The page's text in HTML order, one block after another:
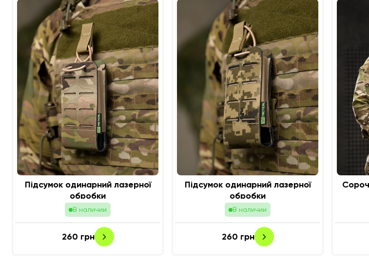
Підсумок одинарний лазерної
обробки
В наличии
260 грн
Підсумок одинарний лазерної
обробки
В наличии
260 грн